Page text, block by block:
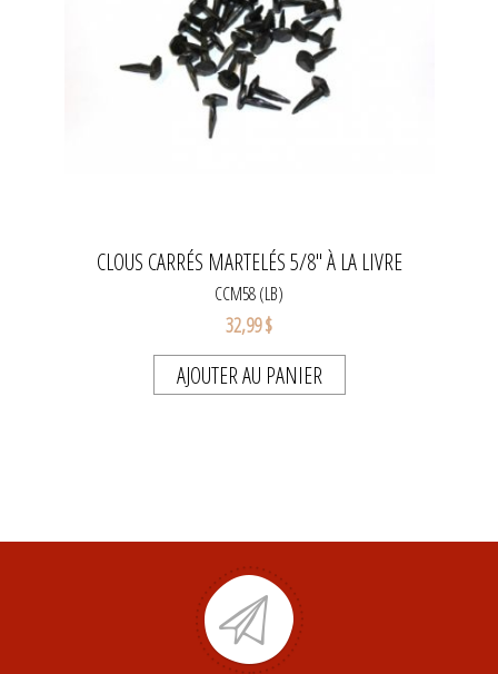
CLOUS CARRÉS MARTELÉS 5/8" À LA LIVRE
CCM58 (LB)
32,99 $
AJOUTER AU PANIER